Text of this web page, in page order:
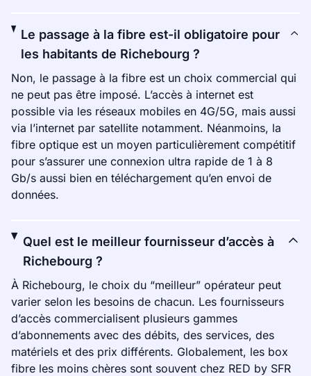
Le passage à la fibre est-il obligatoire pour
les habitants de Richebourg ?
Non, le passage à la fibre est un choix commercial qui
ne peut pas être imposé. L’accès à internet est
possible via les réseaux mobiles en 4G/5G, mais aussi
via l’internet par satellite notamment. Néanmoins, la
fibre optique est un moyen particulièrement compétitif
pour s’assurer une connexion ultra rapide de 1 à 8
Gb/s aussi bien en téléchargement qu’en envoi de
données.
Quel est le meilleur fournisseur d’accès à
Richebourg ?
À Richebourg, le choix du “meilleur” opérateur peut
varier selon les besoins de chacun. Les fournisseurs
d’accès commercialisent plusieurs gammes
d’abonnements avec des débits, des services, des
matériels et des prix différents. Globalement, les box
fibre les moins chères sont souvent chez RED by SFR